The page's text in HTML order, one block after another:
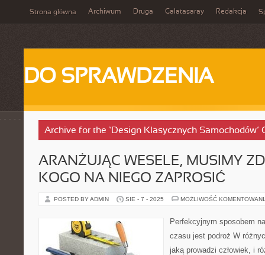
Strona główna Archiwum Druga Galatasaray Redakcja
DO SPRAWDZENIA
Archive for the ‘Design Klasycznych Samochodów’
ARANŻUJĄC WESELE, MUSIMY
KOGO NA NIEGO ZAPROSIĆ
POSTED BY ADMIN SIE - 7 - 2025 MOŻLIWOŚĆ
Perfekcyjnym sposobem
czasu jest podroż W
jaką prowadzi człowiek, i